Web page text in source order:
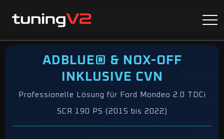
ADBLUE® & NOX-OFF
INKLUSIVE CVN
Professionelle Lösung für Ford Mondeo 2.0 TDCi
SCR 190 PS (2015 bis 2022)